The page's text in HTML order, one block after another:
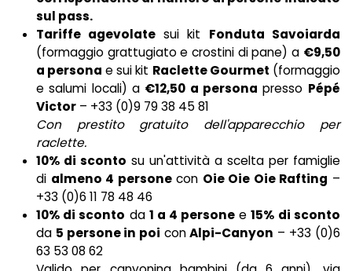
sul pass.
Tariffe agevolate sui kit Fonduta Savoiarda
(formaggio grattugiato e crostini di pane) a €9,50
a persona e sui kit Raclette Gourmet (formaggio
e salumi locali) a €12,50 a persona presso Pépé
Victor – +33 (0)9 79 38 45 81
Con prestito gratuito dell'apparecchio per
raclette.
10% di sconto su un'attività a scelta per famiglie
di almeno 4 personecon Oie Oie Oie Rafting –
+33 (0)6 11 78 48 46
10% di sconto da 1 a 4 persone e15% di sconto
da 5 persone in poi conAlpi-Canyon – +33 (0)6
63 53 08 62